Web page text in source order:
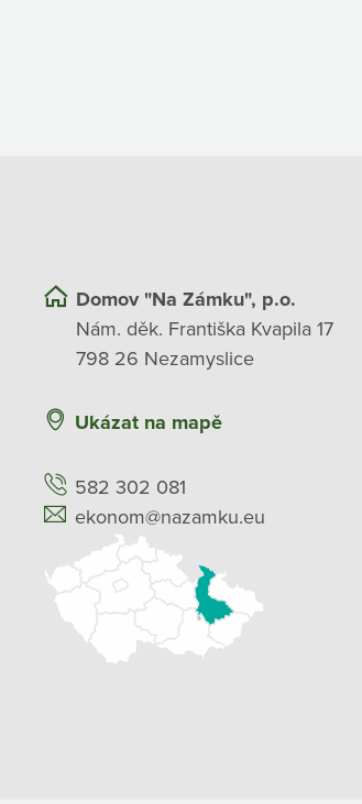
Domov "Na Zámku", p.o.
Nám. děk. Františka Kvapila 17
798 26 Nezamyslice
Ukázat na mapě
582 302 081
ekonom@nazamku.eu